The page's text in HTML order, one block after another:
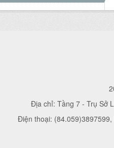
Địa chỉ: Tầng 7 - Trụ Sở
Điện thoại: